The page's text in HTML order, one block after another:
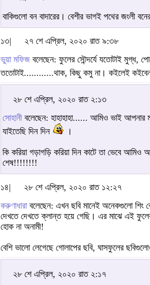
বাকিগুলো বন বাদারের। বেশীর ভাগই পথের জংলী
১৩|
২৭ শে এপ্রিল, ২০২০ রাত ৯:৩৮
ভুয়া মফিজ বলেছেন: ফুলের সৌন্দর্যে যতোটাই মুগ্ধ,
ততোটাই............থাক, কিছু কমু না। কইলেই
২৮ শে এপ্রিল, ২০২০ রাত ২:১৩
সোহানীবলেছেন: হাহাহাহা...... আমিও ভাই আপনার
যাইতেছি দিন দিন
।
কি করিয়া গড়াগড়ি করিয়া দিন কাটে তা ভেবে আমিও
শেষ!!!!!!!!
১৪|
২৮ শে এপ্রিল, ২০২০ রাত ১২:২৭
করুণাধারাবলেছেন: এখন ছবি মানেই অনেকগুলো শিং
দেখতে দেখতে ক্লান্ত হয়ে গেছি। এর মাঝে এই
হোক না অনামী!
বেশি ভালো লেগেছে গোলাপের ছবি, ঘাসফুলের
২৮ শে এপ্রিল, ২০২০ রাত ২:১৭